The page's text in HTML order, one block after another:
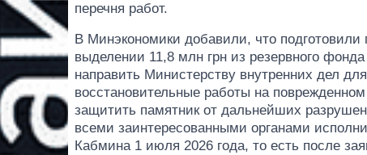
перечня работ.
В Минэкономики добавили, что
выделении 11,8 млн грн из резервного
направить Министерству внутренних дел
восстановительные работы на
защитить памятник от дальнейших
всеми заинтересованными органами
Кабмина 1 июля 2026 года, то есть после